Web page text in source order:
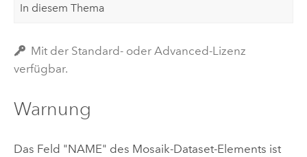
In diesem Thema
Mit der Standard- oder Advanced-Lizenz
verfügbar.
Warnung
Das Feld "NAME" des Mosaik-Dataset-Elements ist